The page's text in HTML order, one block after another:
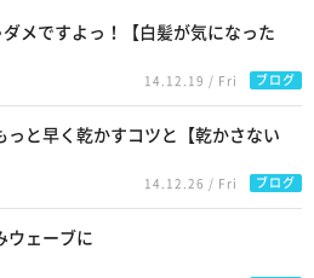
メですよっ！【白髪が気になった
14.12.19 / Fri ブログ
っと早く乾かすコツと【乾かさない
14.12.26 / Fri ブログ
ウェーブに